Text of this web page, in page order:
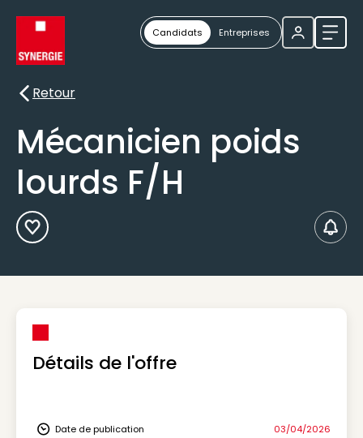
Candidats Entreprises
Retour
Retour
Mécanicien poids
lourds F/H
Ajouter aux Favoris
Détails de l'offre
Date de publication 03/04/2026